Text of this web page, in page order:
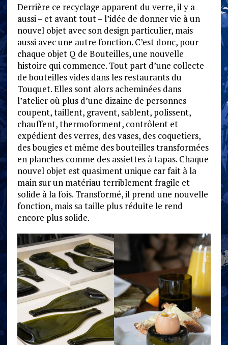
Derrière ce recyclage apparent du verre, il y a
aussi – et avant tout – l’idée de donner vie à un
nouvel objet avec son design particulier, mais
aussi avec une autre fonction. C’est donc, pour
chaque objet Q de Bouteilles, une nouvelle
histoire qui commence. Tout part d’une collecte
de bouteilles vides dans les restaurants du
Touquet. Elles sont alors acheminées dans
l’atelier où plus d’une dizaine de personnes
coupent, taillent, gravent, sablent, polissent,
chauffent, thermoforment, contrôlent et
expédient des verres, des vases, des coquetiers,
des bougies et même des bouteilles transformées
en planches comme des assiettes à tapas. Chaque
nouvel objet est quasiment unique car fait à la
main sur un matériau terriblement fragile et
solide à la fois. Transformé, il prend une nouvelle
fonction, mais sa taille plus réduite le rend
encore plus solide.